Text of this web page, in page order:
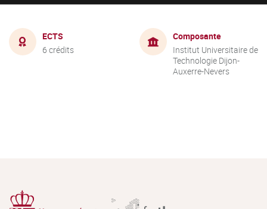
ECTS
6 crédits
Composante
Institut Universitaire de
Technologie Dijon-
Auxerre-Nevers